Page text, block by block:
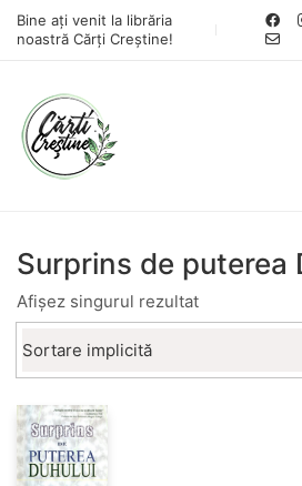
Bine ați venit la librăria
noastră Cărți Creștine!
Surprins de puterea
Afișez singurul rezultat
Sortare implicită